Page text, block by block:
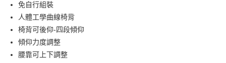
免自行組裝
人體工學曲線椅背
椅背可後仰-四段傾仰
傾仰力度調整
腰靠可上下調整